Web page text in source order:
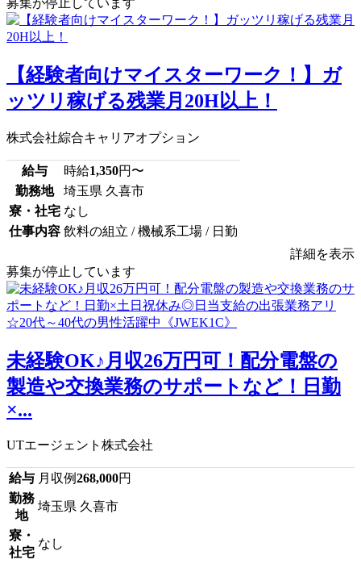
募集が停止しています
【経験者向けマイスターワーク！】ガ
ッツリ稼げる残業月20H以上！
株式会社綜合キャリアオプション
給与 時給1,350円〜
勤務地
埼玉県 久喜市
寮・社宅 なし
仕事内容 飲料の組立 / 機械系工場 / 日勤
詳細を表示
募集が停止しています
未経験OK♪月収26万円可！配分電盤の
製造や交換業務のサポートなど！日勤
×...
UTエージェント株式会社
給与 月収例268,000円
勤務
地
埼玉県 久喜市
寮・
社宅
なし